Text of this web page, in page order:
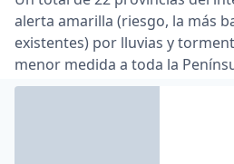
alerta amarilla (riesgo, la más
existentes) por lluvias y
menor medida a toda la
Baleares y Canarias, según los